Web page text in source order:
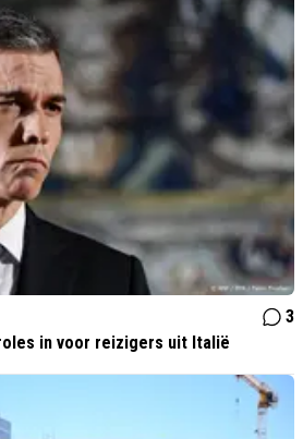
3
in voor reizigers uit Italië